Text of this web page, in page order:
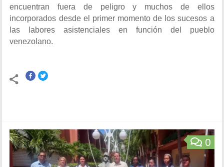
encuentran fuera de peligro y muchos de ellos
incorporados desde el primer momento de los sucesos a
las labores asistenciales en función del pueblo
venezolano.
0